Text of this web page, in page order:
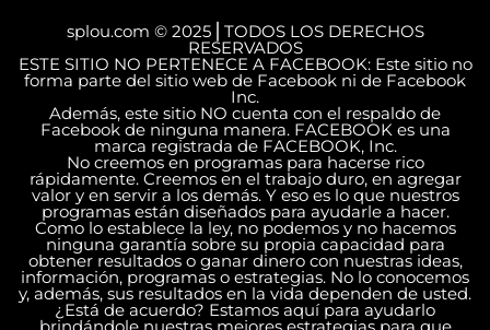
splou.com © 2025 ⎜TODOS LOS DERECHOS
RESERVADOS
ESTE SITIO NO PERTENECE A FACEBOOK: Este sitio no
forma parte del sitio web de Facebook ni de Facebook
Inc.
Además, este sitio NO cuenta con el respaldo de
Facebook de ninguna manera. FACEBOOK es una
marca registrada de FACEBOOK, Inc.
No creemos en programas para hacerse rico
rápidamente. Creemos en el trabajo duro, en agregar
valor y en servir a los demás. Y eso es lo que nuestros
programas están diseñados para ayudarle a hacer.
Como lo establece la ley, no podemos y no hacemos
ninguna garantía sobre su propia capacidad para
obtener resultados o ganar dinero con nuestras ideas,
información, programas o estrategias. No lo conocemos
y, además, sus resultados en la vida dependen de usted.
¿Está de acuerdo? Estamos aquí para ayudarlo